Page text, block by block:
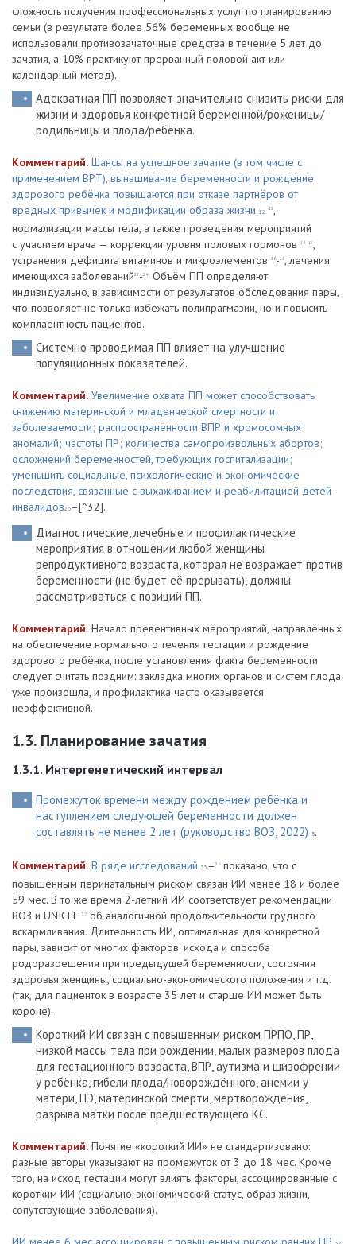
сложность получения профессиональных услуг по планированию
семьи (в результате более 56% беременных вообще не
использовали противозачаточные средства в течение 5 лет до
зачатия, а 10% практикуют прерванный половой акт или
календарный метод).
Адекватная ПП позволяет значительно снизить риски для
жизни и здоровья конкретной беременной/роженицы/
родильницы и плода/ребёнка.
Комментарий. Шансы на успешное зачатие (в том числе с
применением ВРТ), вынашивание беременности и рождение
здорового ребёнка повышаются при отказе партнёров от
вредных привычек и модификации образа жизни 12
13,
нормализации массы тела, а также проведения мероприятий
с участием врача — коррекции уровня половых гормонов
14 15,
устранения дефицита витаминов и микроэлементов
16-21, лечения
имеющихся заболеваний22 -24. Объём ПП определяют
индивидуально, в зависимости от результатов обследования пары,
что позволяет не только избежать полипрагмазии, но и повысить
комплаентность пациентов.
Системно проводимая ПП влияет на улучшение
популяционных показателей.
Комментарий. Увеличение охвата ПП может способствовать
снижению материнской и младенческой смертности и
заболеваемости; распространённости ВПР и хромосомных
аномалий; частоты ПР; количества самопроизвольных абортов;
осложнений беременностей, требующих госпитализации;
уменьшить социальные, психологические и экономические
последствия, связанные с выхаживанием и реабилитацией детей-
инвалидов25 –[^32].
Диагностические, лечебные и профилактические
мероприятия в отношении любой женщины
репродуктивного возраста, которая не возражает против
беременности (не будет её прерывать), должны
рассматриваться с позиций ПП.
Комментарий. Начало превентивных мероприятий, направленных
на обеспечение нормального течения гестации и рождение
здорового ребёнка, после установления факта беременности
следует считать поздним: закладка многих органов и систем плода
уже произошла, и профилактика часто оказывается
неэффективной.
1.3. Планирование зачатия
1.3.1. Интергенетический интервал
Промежуток времени между рождением ребёнка и
наступлением следующей беременности должен
составлять не менее 2 лет (руководство ВОЗ, 2022) 5.
Комментарий. В ряде исследований 33 – 36показано, что с
повышенным перинатальным риском связан ИИ менее 18 и более
59 мес. В то же время 2-летний ИИ соответствует рекомендации
ВОЗ и UNICEF
37
об аналогичной продолжительности грудного
вскармливания. Длительность ИИ, оптимальная для конкретной
пары, зависит от многих факторов: исхода и способа
родоразрешения при предыдущей беременности, состояния
здоровья женщины, социально-экономического положения и т.д.
(так, для пациенток в возрасте 35 лет и старше ИИ может быть
короче).
Короткий ИИ связан с повышенным риском ПРПО, ПР,
низкой массы тела при рождении, малых размеров плода
для гестационного возраста, ВПР, аутизма и шизофрении
у ребёнка, гибели плода/новорождённого, анемии у
матери, ПЭ, материнской смерти, мертворождения,
разрыва матки после предшествующего КС.
Комментарий. Понятие «короткий ИИ» не стандартизовано:
разные авторы указывают на промежуток от 3 до 18 мес. Кроме
того, на исход гестации могут влиять факторы, ассоциированные с
коротким ИИ (социально-экономический статус, образ жизни,
сопутствующие заболевания).